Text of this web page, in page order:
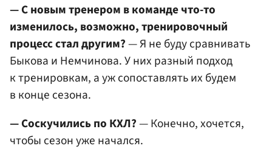
— С новым тренером в команде что-то
изменилось, возможно, тренировочный
процесс стал другим?— Я не буду сравнивать
Быкова и Немчинова. У них разный подход
к тренировкам, а уж сопоставлять их будем
в конце сезона.
— Соскучились по КХЛ?— Конечно, хочется,
чтобы сезон уже начался.